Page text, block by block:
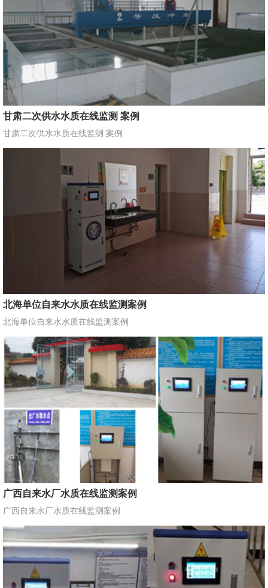
甘肃二次供水水质在线监测 案例
甘肃二次供水水质在线监测 案例
北海单位自来水水质在线监测案例
北海单位自来水水质在线监测案例
广西自来水厂水质在线监测案例
广西自来水厂水质在线监测案例